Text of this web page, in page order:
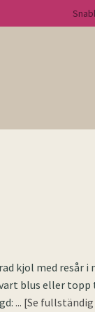
kjol med resår
blus eller
... [Se